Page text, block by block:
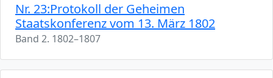
Nr. 23:Protokoll der Geheimen
Staatskonferenz vom 13. März 1802
Band 2. 1802–1807